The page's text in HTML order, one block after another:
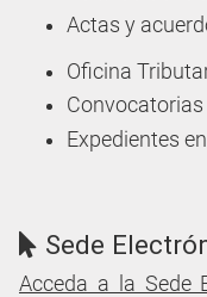
Actas y
Oficina
Expedientes
Sede
Acceda a la Sede